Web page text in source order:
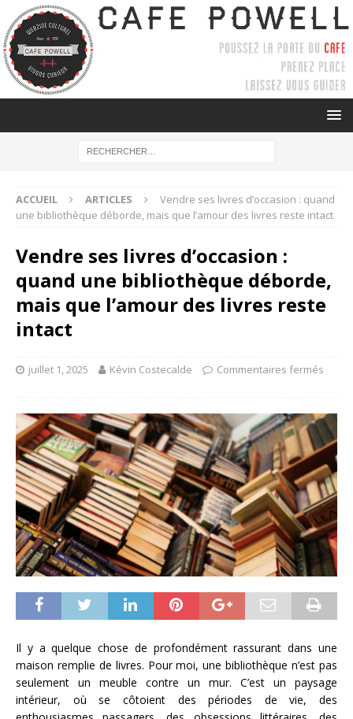
ACCUEIL ARTICLES
Vendre ses livres d’occasion : quand
une bibliothèque déborde, mais que l’amour des livres reste intact
Vendre ses livres d’occasion :
quand une bibliothèque déborde,
mais que l’amour des livres reste
intact
juillet 1, 2025 Kévin Costecalde Commentaires fermés
Il y a quelque chose de profondément rassurant dans une
maison remplie de livres. Pour moi, une bibliothèque n’est pas
seulement un meuble contre un mur. C’est un paysage
intérieur, où se côtoient des périodes de vie, des